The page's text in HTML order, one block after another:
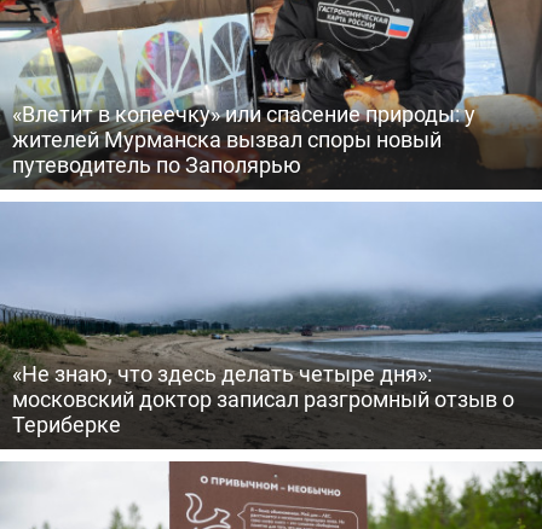
«Влетит в копеечку» или спасение природы: у
жителей Мурманска вызвал споры новый
путеводитель по Заполярью
«Не знаю, что здесь делать четыре дня»:
московский доктор записал разгромный отзыв о
Териберке